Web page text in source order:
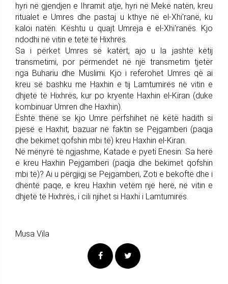
hyri në gjendjen e Ihramit atje, hyri në Mekë natën, kreu
ritualet e Umres dhe pastaj u kthye në el-Xhi'ranë, ku
kaloi natën. Kështu u quajt Umreja e el-Xhi'ranës. Kjo
ndodhi në vitin e tetë të Hixhrës.
Sa i përket Umres së katërt, ajo u la jashtë këtij
transmetimi, por përmendet në një transmetim tjetër
nga Buhariu dhe Muslimi. Kjo i referohet Umres që ai
kreu së bashku me Haxhin e tij Lamtumirës në vitin e
dhjetë të Hixhrës, kur po kryente Haxhin el-Kiran (duke
kombinuar Umren dhe Haxhin).
Është thënë se kjo Umre përfshihet në këtë hadith si
pjesë e Haxhit, bazuar në faktin se Pejgamberi (paqja
dhe bekimet qofshin mbi të) kreu Haxhin el-Kiran.
Në mënyrë të ngjashme, Katade e pyeti Enesin: Sa herë
e kreu Haxhin Pejgamberi (paqja dhe bekimet qofshin
mbi të)? Ai u përgjigj se Pejgamberi, Zoti e bekoftë dhe i
dhëntë paqe, e kreu Haxhin vetëm një herë, në vitin e
dhjetë të Hixhrës, i cili njihet si Haxhi i Lamtumirës.
Musa Vila